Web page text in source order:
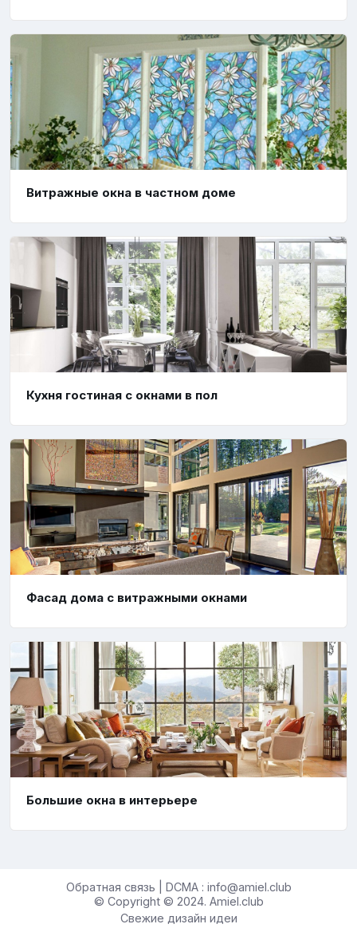
Витражные окна в частном доме
Кухня гостиная с окнами в пол
Фасад дома с витражными окнами
Большие окна в интерьере
Обратная связь | DCMA : info@amiel.club
© Copyright © 2024. Amiel.club
Свежие дизайн идеи